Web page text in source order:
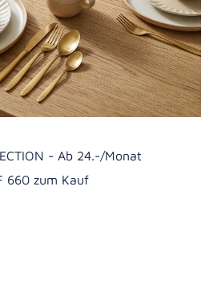
- Ab 24.-/Monat
660 zum Kauf